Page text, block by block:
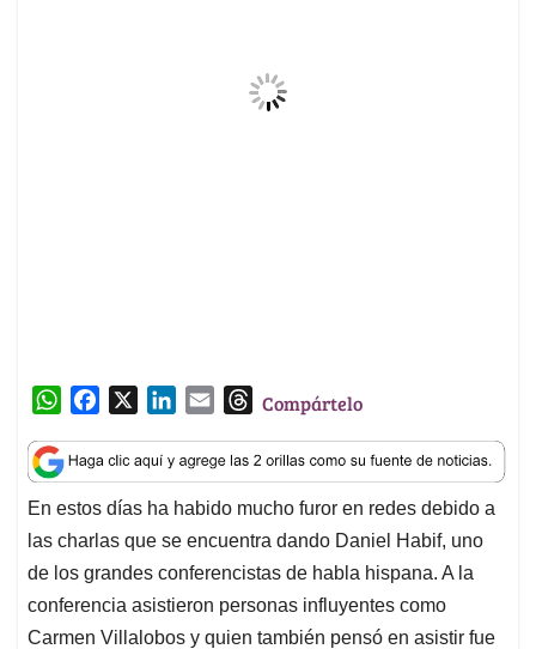
W
a
t
s
A
p
p
c
e
b
o
o
k
n
k
e
d
I
n
a
i
l
T
r
e
a
d
s
Compártelo
En estos días ha habido mucho furor en redes debido a
las charlas que se encuentra dando Daniel Habif, uno
de los grandes conferencistas de habla hispana. A la
conferencia asistieron personas influyentes como
Carmen Villalobos y quien también pensó en asistir fue